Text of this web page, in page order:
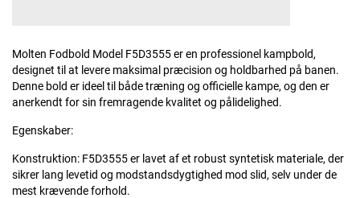
Molten Fodbold Model F5D3555 er en professionel kampbold,
designet til at levere maksimal præcision og holdbarhed på banen.
Denne bold er ideel til både træning og officielle kampe, og den er
anerkendt for sin fremragende kvalitet og pålidelighed.
Egenskaber:
Konstruktion: F5D3555 er lavet af et robust syntetisk materiale, der
sikrer lang levetid og modstandsdygtighed mod slid, selv under de
mest krævende forhold.